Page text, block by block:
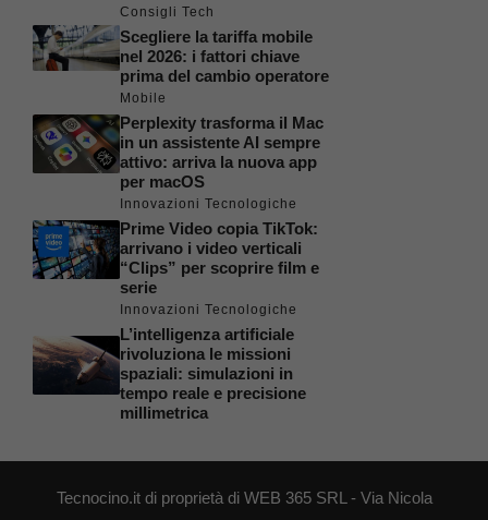
Consigli Tech
Scegliere la tariffa mobile
nel 2026: i fattori chiave
prima del cambio operatore
Mobile
Perplexity trasforma il Mac
in un assistente AI sempre
attivo: arriva la nuova app
per macOS
Innovazioni Tecnologiche
Prime Video copia TikTok:
arrivano i video verticali
“Clips” per scoprire film e
serie
Innovazioni Tecnologiche
L’intelligenza artificiale
rivoluziona le missioni
spaziali: simulazioni in
tempo reale e precisione
millimetrica
Tecnocino.it di proprietà di WEB 365 SRL - Via Nicola